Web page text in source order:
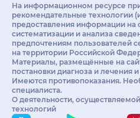
На информационном ресурсе
рекомендательные технологии
предоставления информации на
систематизации и анализа
предпочтениям пользователей
на территории Российской
Материалы, размещённые на
постановки диагноза и лечения
Имеются противопоказания.
специалиста.
О деятельности,
технологий